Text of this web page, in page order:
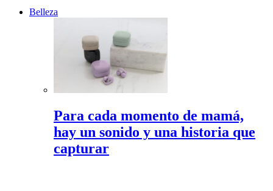
Belleza
Para cada momento de mamá,
hay un sonido y una historia que
capturar